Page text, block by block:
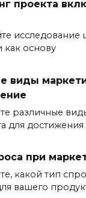
проекта
исследование
как основу
виды
различные
для достижения
при
какой тип
вашего